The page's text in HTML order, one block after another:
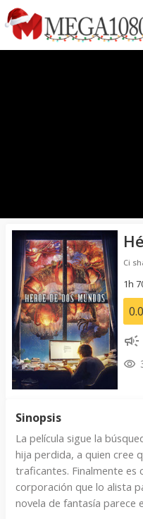
Ci
1h
0.0
Sinopsis
La película sigue la
hija perdida, a quien cree
traficantes. Finalmente
corporación que lo alista
novela de fantasía parece